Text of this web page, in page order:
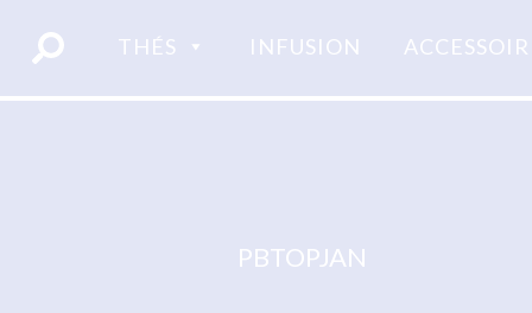
content
THÉS INFUSION
PBTOPJAN